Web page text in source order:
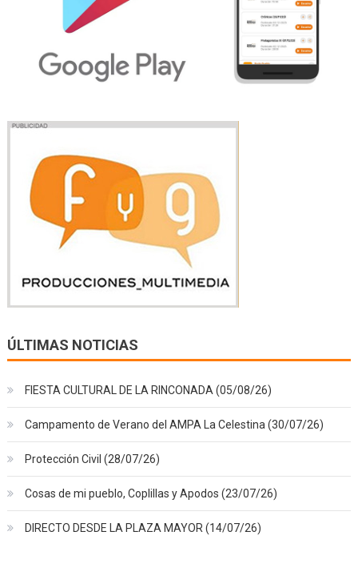
ÚLTIMAS NOTICIAS
FIESTA CULTURAL DE LA RINCONADA (05/08/26)
Campamento de Verano del AMPA La Celestina (30/07/26)
Protección Civil (28/07/26)
Cosas de mi pueblo, Coplillas y Apodos (23/07/26)
DIRECTO DESDE LA PLAZA MAYOR (14/07/26)